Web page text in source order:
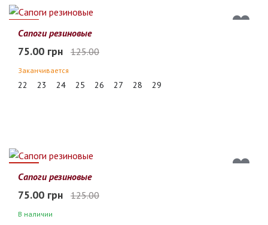
40%
Сапоги резиновые
75.00 грн 125.00
Заканчивается
22 23 24 25 26 27 28 29
40%
Сапоги резиновые
75.00 грн 125.00
В наличии